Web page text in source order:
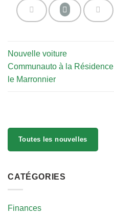
Nouvelle voiture
Communauto à la Résidence
le Marronnier
Toutes les nouvelles
CATÉGORIES
Finances